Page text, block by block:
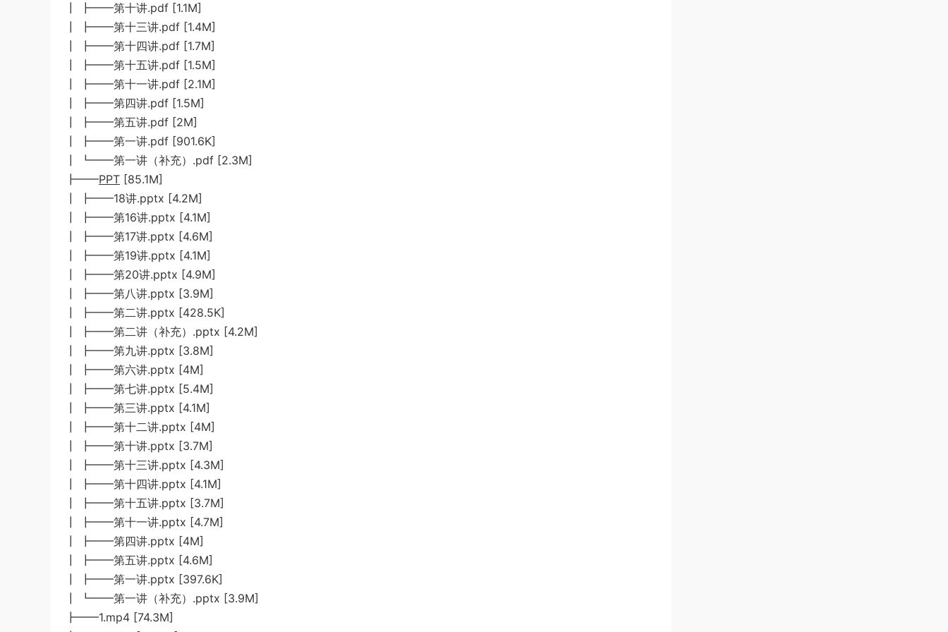
┃ ┣━━第十讲.pdf [1.1M]
┃ ┣━━第十三讲.pdf [1.4M]
┃ ┣━━第十四讲.pdf [1.7M]
┃ ┣━━第十五讲.pdf [1.5M]
┃ ┣━━第十一讲.pdf [2.1M]
┃ ┣━━第四讲.pdf [1.5M]
┃ ┣━━第五讲.pdf [2M]
┃ ┣━━第一讲.pdf [901.6K]
┃ ┗━━第一讲（补充）.pdf [2.3M]
┣━━PPT [85.1M]
┃ ┣━━18讲.pptx [4.2M]
┃ ┣━━第16讲.pptx [4.1M]
┃ ┣━━第17讲.pptx [4.6M]
┃ ┣━━第19讲.pptx [4.1M]
┃ ┣━━第20讲.pptx [4.9M]
┃ ┣━━第八讲.pptx [3.9M]
┃ ┣━━第二讲.pptx [428.5K]
┃ ┣━━第二讲（补充）.pptx [4.2M]
┃ ┣━━第九讲.pptx [3.8M]
┃ ┣━━第六讲.pptx [4M]
┃ ┣━━第七讲.pptx [5.4M]
┃ ┣━━第三讲.pptx [4.1M]
┃ ┣━━第十二讲.pptx [4M]
┃ ┣━━第十讲.pptx [3.7M]
┃ ┣━━第十三讲.pptx [4.3M]
┃ ┣━━第十四讲.pptx [4.1M]
┃ ┣━━第十五讲.pptx [3.7M]
┃ ┣━━第十一讲.pptx [4.7M]
┃ ┣━━第四讲.pptx [4M]
┃ ┣━━第五讲.pptx [4.6M]
┃ ┣━━第一讲.pptx [397.6K]
┃ ┗━━第一讲（补充）.pptx [3.9M]
┣━━1.mp4 [74.3M]